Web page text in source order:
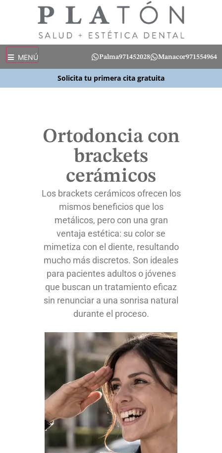
MENÚ Palma971452028 Manacor971554964
Solicita tu primera cita gratuita
Ortodoncia con
brackets
cerámicos
Los brackets cerámicos ofrecen los
mismos beneficios que los
metálicos, pero con una gran
ventaja estética: su color se
mimetiza con el diente, resultando
mucho más discretos. Son ideales
para pacientes adultos o jóvenes
que buscan un tratamiento eficaz
sin renunciar a una sonrisa natural
durante el proceso.